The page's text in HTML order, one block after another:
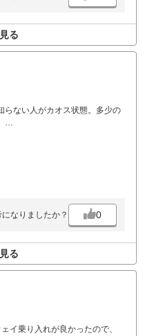
る
らない人がカオス状態。多少の
は初心者らしき振る舞いなの
はイライラします。
ん顔。
話するも混み合ってますのア
方で嫌悪感を感じました。
です。
なりましたか？ 0
る
イ乗り入れが良かったので、